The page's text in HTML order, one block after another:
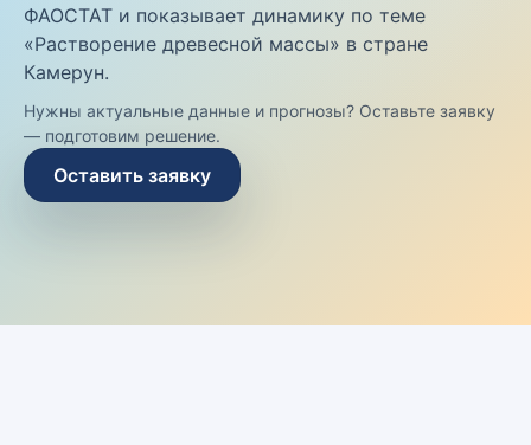
ФАОСТАТ и показывает динамику по теме
«Растворение древесной массы» в стране
Камерун.
Нужны актуальные данные и прогнозы? Оставьте заявку
— подготовим решение.
Оставить заявку